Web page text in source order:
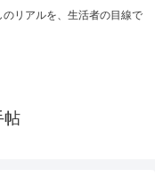
リアルを、生活者の目線で
帖